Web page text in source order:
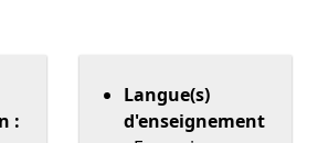
:
Langue(s)
d'enseignement